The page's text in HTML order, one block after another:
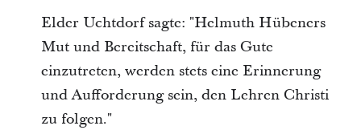
Elder Uchtdorf sagte: "Helmuth Hübeners
Mut und Bereitschaft, für das Gute
einzutreten, werden stets eine Erinnerung
und Aufforderung sein, den Lehren Christi
zu folgen."